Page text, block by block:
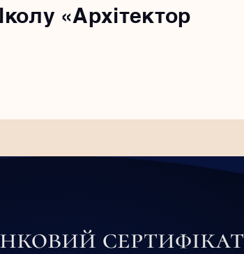
«Архітектор
сертифікат